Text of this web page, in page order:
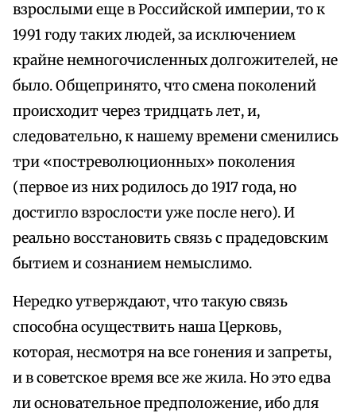
взрослыми еще в Российской империи, то к
1991 году таких людей, за исключением
крайне немногочисленных долгожителей, не
было. Общепринято, что смена поколений
происходит через тридцать лет, и,
следовательно, к нашему времени сменились
три «постреволюционных» поколения
(первое из них родилось до 1917 года, но
достигло взрослости уже после него). И
реально восстановить связь с прадедовским
бытием и сознанием немыслимо.
Нередко утверждают, что такую связь
способна осуществить наша Церковь,
которая, несмотря на все гонения и запреты,
и в советское время все же жила. Но это едва
ли основательное предположение, ибо для